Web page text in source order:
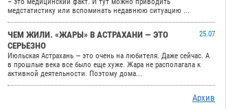
– это медицинский факт. И тут можно приводить
медстатистику или вспоминать недавнюю ситуацию ...
ЧЕМ ЖИЛИ. «ЖАРЫ» В АСТРАХАНИ — ЭТО
СЕРЬЕЗНО
25.07
Июльская Астрахань — это очень на любителя. Даже сейчас. А
в прошлые века все было еще хуже. Жара не располагала к
активной деятельности. Поэтому дома...
Архив